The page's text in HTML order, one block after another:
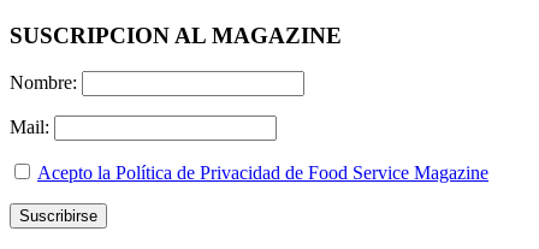
SUSCRIPCION AL MAGAZINE
Nombre:
Mail:
Acepto la Política de Privacidad de Food Service Magazine